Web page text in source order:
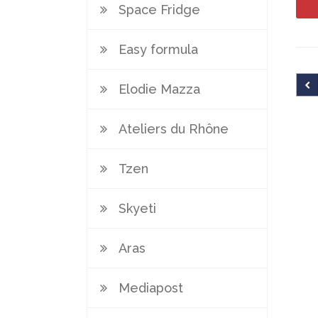
Space Fridge
Easy formula
Elodie Mazza
Ateliers du Rhône
Tzen
Skyeti
Aras
Mediapost